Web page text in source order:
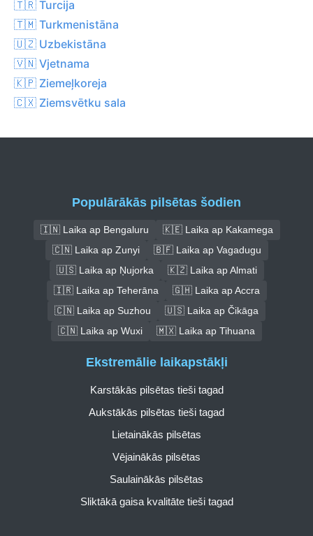
🇹🇷 Turcija
🇹🇲 Turkmenistāna
🇺🇿 Uzbekistāna
🇻🇳 Vjetnama
🇰🇵 Ziemeļkoreja
🇨🇽 Ziemsvētku sala
Populārākās pilsētas šodien
🇮🇳 Laika ap Bengaluru
🇰🇪 Laika ap Kakamega
🇨🇳 Laika ap Zunyi
🇧🇫 Laika ap Vagadugu
🇺🇸 Laika ap Ņujorka
🇰🇿 Laika ap Almati
🇮🇷 Laika ap Teherāna
🇬🇭 Laika ap Accra
🇨🇳 Laika ap Suzhou
🇺🇸 Laika ap Čikāga
🇨🇳 Laika ap Wuxi
🇲🇽 Laika ap Tihuana
Ekstremālie laikapstākļi
Karstākās pilsētas tieši tagad
Aukstākās pilsētas tieši tagad
Lietainākās pilsētas
Vējainākās pilsētas
Saulainākās pilsētas
Sliktākā gaisa kvalitāte tieši tagad